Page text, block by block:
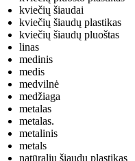
kviečių šiaudai
kviečių šiaudų plastikas
kviečių šiaudų pluoštas
linas
medinis
medis
medvilnė
medžiaga
metalas
metalas.
metalinis
metals
natūralių šiaudų plastikas